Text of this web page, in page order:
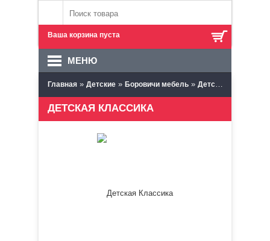
Ваша корзина пуста
МЕНЮ
Главная » Детские » Боровичи мебель » Детская Классика
ДЕТСКАЯ КЛАССИКА